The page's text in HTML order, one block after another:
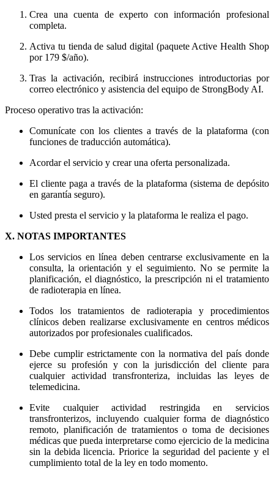
Crea una cuenta de experto con información profesional
completa.
Activa tu tienda de salud digital (paquete Active Health Shop
por 179 $/año).
Tras la activación, recibirá instrucciones introductorias por
correo electrónico y asistencia del equipo de StrongBody AI.
Proceso operativo tras la activación:
Comunícate con los clientes a través de la plataforma (con
funciones de traducción automática).
Acordar el servicio y crear una oferta personalizada.
El cliente paga a través de la plataforma (sistema de depósito
en garantía seguro).
Usted presta el servicio y la plataforma le realiza el pago.
X. NOTAS IMPORTANTES
Los servicios en línea deben centrarse exclusivamente en la
consulta, la orientación y el seguimiento. No se permite la
planificación, el diagnóstico, la prescripción ni el tratamiento
de radioterapia en línea.
Todos los tratamientos de radioterapia y procedimientos
clínicos deben realizarse exclusivamente en centros médicos
autorizados por profesionales cualificados.
Debe cumplir estrictamente con la normativa del país donde
ejerce su profesión y con la jurisdicción del cliente para
cualquier actividad transfronteriza, incluidas las leyes de
telemedicina.
Evite cualquier actividad restringida en servicios
transfronterizos, incluyendo cualquier forma de diagnóstico
remoto, planificación de tratamientos o toma de decisiones
médicas que pueda interpretarse como ejercicio de la medicina
sin la debida licencia. Priorice la seguridad del paciente y el
cumplimiento total de la ley en todo momento.